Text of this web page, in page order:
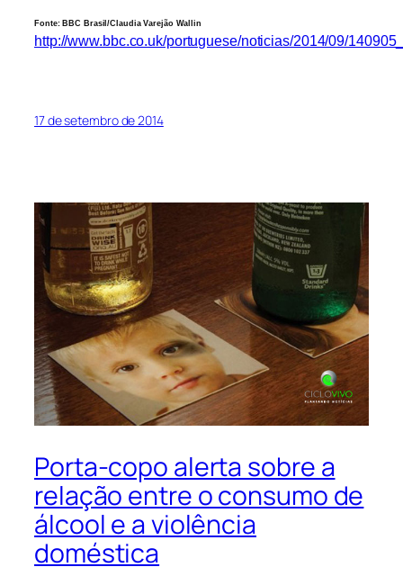
Fonte: BBC Brasil/Claudia Varejão Wallin
http://www.bbc.co.uk/portuguese/noticias/2014/09/
17 de setembro de 2014
Porta-copo alerta sobre a
relação entre o consumo de
álcool e a violência
doméstica